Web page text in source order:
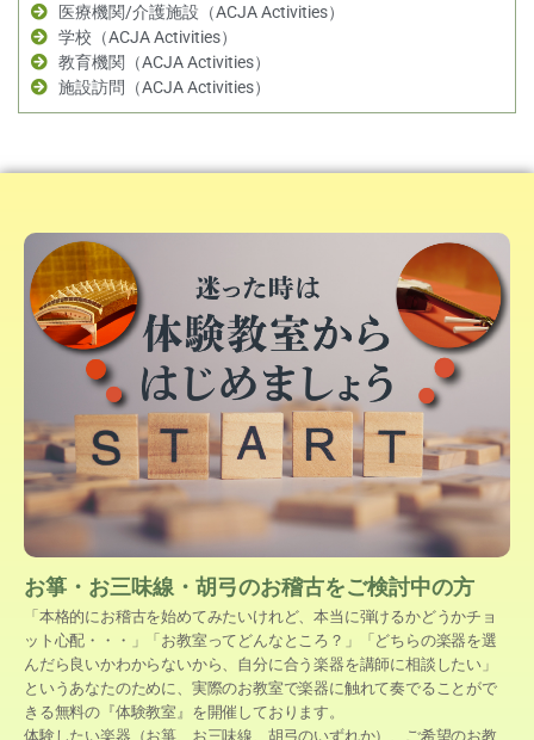
医療機関/介護施設（ACJA Activities）
学校（ACJA Activities）
教育機関（ACJA Activities）
施設訪問（ACJA Activities）
お箏・お三味線・胡弓のお稽古をご検討中の方
「本格的にお稽古を始めてみたいけれど、本当に弾けるかどうかチョ
ット心配・・・」「お教室ってどんなところ？」「どちらの楽器を選
んだら良いかわからないから、自分に合う楽器を講師に相談したい」
というあなたのために、実際のお教室で楽器に触れて奏でることがで
きる無料の『体験教室』を開催しております。
体験したい楽器（お箏、お三味線、胡弓のいずれか）、ご希望のお教